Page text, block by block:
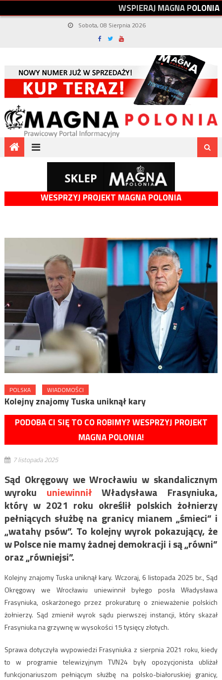
WSPIERAJMAGNAPOLONIA
Sobota, 08 Sierpnia 2026
WESPRZYJ PROJEKT MAGNA POLONIA
POLSKA WIADOMOŚCI
Kolejny znajomy Tuska uniknął kary
PODOBA CI SIĘ TO CO ROBIMY? WESPRZYJ PROJEKT
MAGNA POLONIA!
7 listopada 2025
Sąd Okręgowy we Wrocławiu w skandalicznym
wyroku uniewinniłWładysława Frasyniuka,
który w 2021 roku określił polskich żołnierzy
pełniących służbę na granicy mianem „śmieci” i
„watahy psów”. To kolejny wyrok pokazujący, że
w Polsce nie mamy żadnej demokracji i są „równi”
oraz „równiejsi”.
Kolejny znajomy Tuska uniknął kary. Wczoraj, 6 listopada 2025 br., Sąd
Okręgowy we Wrocławiu uniewinnił byłego posła Władysława
Frasyniuka, oskarżonego przez prokuraturę o znieważenie polskich
żołnierzy. Sąd zmienił wyrok sądu pierwszej instancji, który skazał
Frasyniuka na grzywnę w wysokości 15 tysięcy złotych.
Sprawa dotyczyła wypowiedzi Frasyniuka z sierpnia 2021 roku, kiedy
to w programie telewizyjnym TVN24 były opozycjonista ubliżał
funkcjonariuszom pełniącym służbę na polsko-białoruskiej granicy,